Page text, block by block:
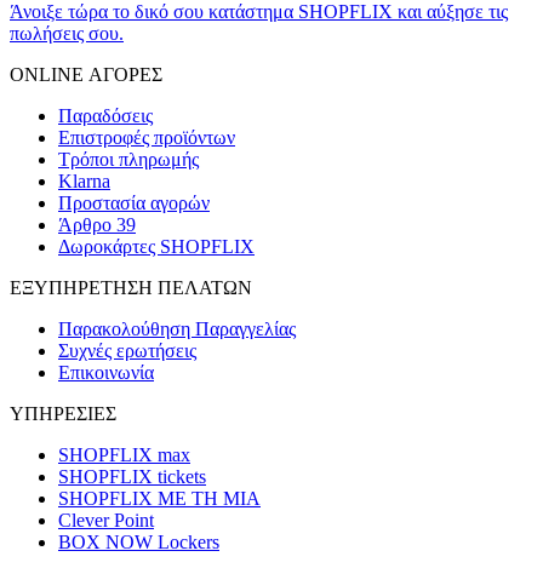
Άνοιξε τώρα το δικό σου κατάστημα SHOPFLIX και αύξησε τις
πωλήσεις σου.
ONLINE ΑΓΟΡΕΣ
Παραδόσεις
Επιστροφές προϊόντων
Τρόποι πληρωμής
Klarna
Προστασία αγορών
Άρθρο 39
Δωροκάρτες SHOPFLIX
ΕΞΥΠΗΡΕΤΗΣΗ ΠΕΛΑΤΩΝ
Παρακολούθηση Παραγγελίας
Συχνές ερωτήσεις
Επικοινωνία
ΥΠΗΡΕΣΙΕΣ
SHOPFLIX max
SHOPFLIX tickets
SHOPFLIX ΜΕ ΤΗ ΜΙΑ
Clever Point
BOX NOW Lockers